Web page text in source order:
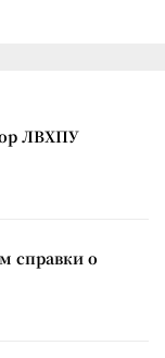
ЛВХПУ
справки о